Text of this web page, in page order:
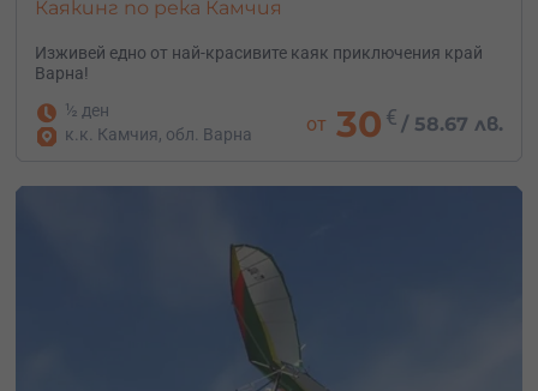
Каякинг по река Камчия
Изживей едно от най-красивите каяк приключения край
Варна!
½ ден
к.к. Камчия, обл. Варна
от 30 € /58.67 лв.